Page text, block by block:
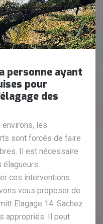
personne ayant
pour
des
les
sont forcés de faire
Il est nécessaire
élagueurs
ces interventions
vous proposer de
Elagage 14. Sachez
appropriés. Il peut